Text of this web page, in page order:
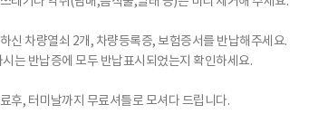
신 차량열쇠 2개, 차량등록증, 보험증서를 반납해주세요.
는 반납증에 모두 반납표시되었는지 확인하세요.
후, 터미날까지 무료셔틀로 모셔다 드립니다.